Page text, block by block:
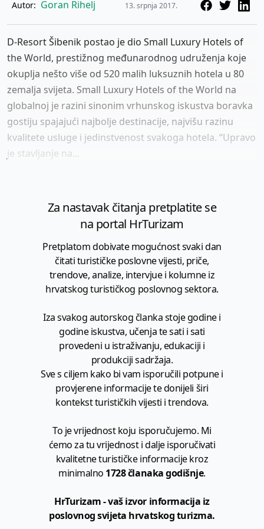
Autor: Goran Rihelj 13. srpnja 2017.
D-Resort Šibenik postao je dio Small Luxury Hotels of
the World, prestižnog međunarodnog udruženja koje
okuplja nešto više od 520 malih luksuznih hotela u 80
zemalja svijeta. Small Luxury Hotels of the World na
globalnoj je razini sinonim vrhunskog iskustva boravka
gostiju spajajući najbolje destinacije, najvišu razinu
kvalitete usluge i jedinstvenost svakoga hotela. “Upravo
je stavljanje na...
Za nastavak čitanja pretplatite se
na portal HrTurizam
Pretplatom dobivate mogućnost svaki dan
čitati turističke poslovne vijesti, priče,
trendove, analize, intervjue i kolumne iz
hrvatskog turističkog poslovnog sektora.
Iza svakog autorskog članka stoje godine i
godine iskustva, učenja te sati i sati
provedeni u istraživanju, edukaciji i
produkciji sadržaja.
Sve s ciljem kako bi vam isporučili potpune i
provjerene informacije te donijeli širi
kontekst turističkih vijesti i trendova.
To je vrijednost koju isporučujemo. Mi
ćemo za tu vrijednost i dalje isporučivati
kvalitetne turističke informacije kroz
minimalno 1728 članaka godišnje.
HrTurizam - vaš izvor informacija iz
poslovnog svijeta hrvatskog turizma.